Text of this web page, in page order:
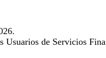
de Servicios